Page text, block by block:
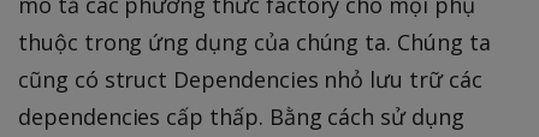
thuộc trong ứng dụng của chúng ta. Chúng ta
cũng có struct Dependencies nhỏ lưu trữ các
dependencies cấp thấp. Bằng cách sử dụng